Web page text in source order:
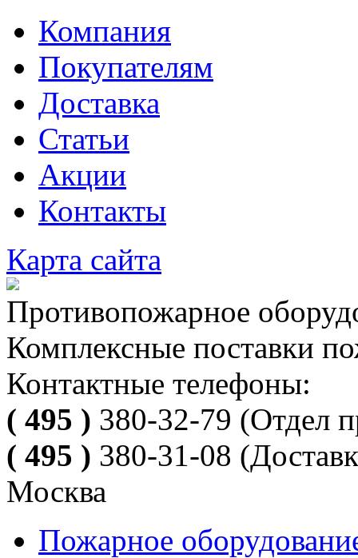
Компания
Покупателям
Доставка
Статьи
Акции
Контакты
Карта сайта
Противопожарное
Комплексные поставки
Контактные телефоны:
( 495 ) 380-32-79 (Отдел
( 495 ) 380-31-08
Москва
Пожарное